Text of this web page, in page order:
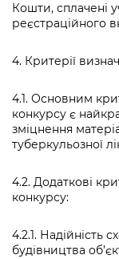
Кошти, сплачені
реєстраційного
4. Критерії
4.1. Основним
конкурсу є
зміцнення
туберкульозної
4.2. Додаткові
конкурсу:
4.2.1. Надійність
будівництва